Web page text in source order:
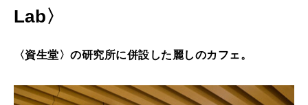
Lab〉
〈資生堂〉の研究所に併設した麗しのカフェ。